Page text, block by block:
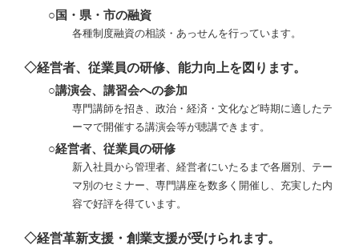
○国・県・市の融資
各種制度融資の相談・あっせんを行っています。
◇経営者、従業員の研修、能力向上を図ります。
○講演会、講習会への参加
専門講師を招き、政治・経済・文化など時期に適したテ
ーマで開催する講演会等が聴講できます。
○経営者、従業員の研修
新入社員から管理者、経営者にいたるまで各層別、テー
マ別のセミナー、専門講座を数多く開催し、充実した内
容で好評を得ています。
◇経営革新支援・創業支援が受けられます。